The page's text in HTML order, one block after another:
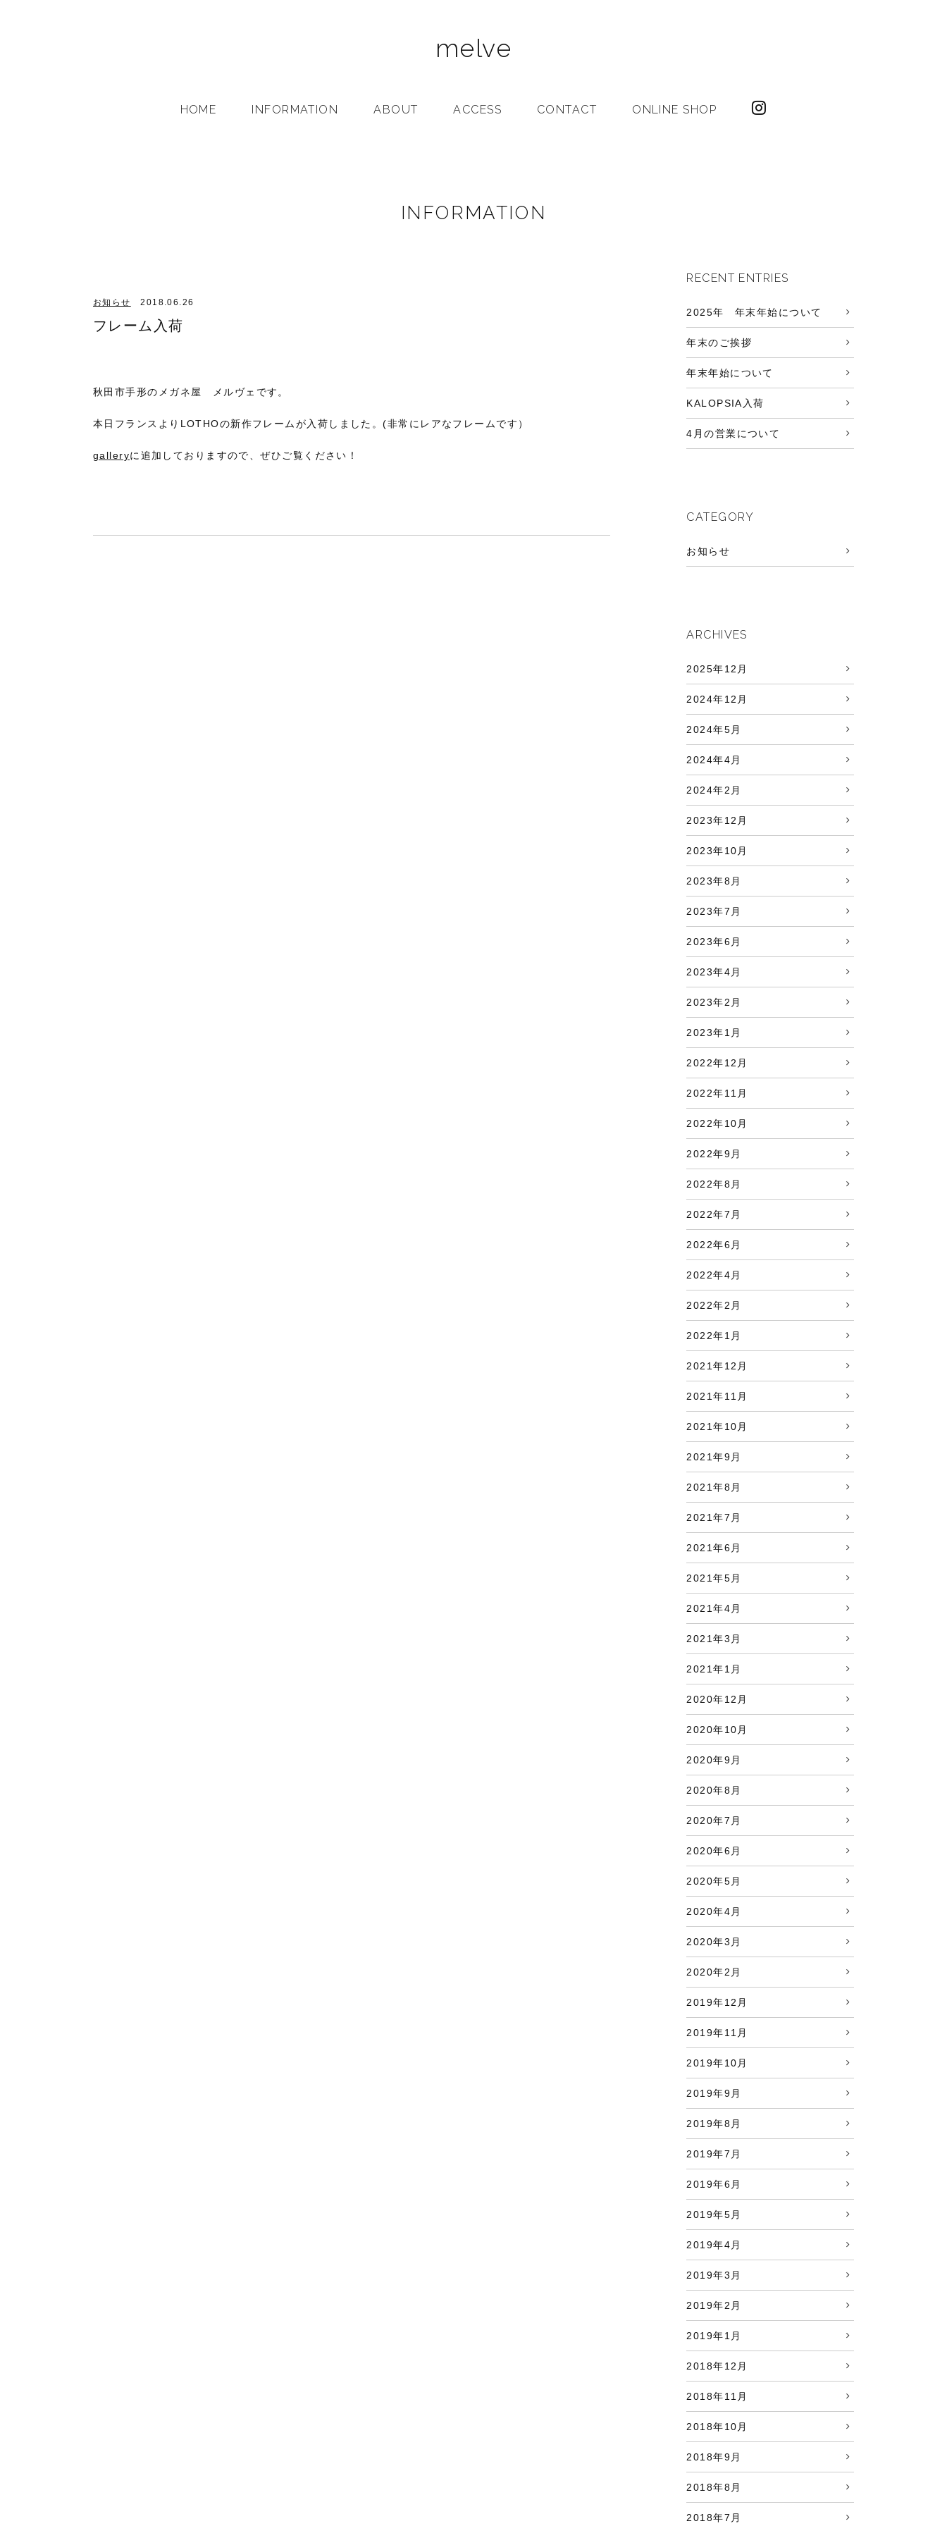
melve
HOME INFORMATION ABOUT ACCESS CONTACT ONLINE SHOP
INFORMATION
お知らせ 2018.06.26
フレーム入荷
秋田市手形のメガネ屋 メルヴェです。
本日フランスよりLOTHOの新作フレームが入荷しました。(非常にレアなフレームです）
galleryに追加しておりますので、ぜひご覧ください！
RECENT ENTRIES
2025年 年末年始について
年末のご挨拶
年末年始について
KALOPSIA入荷
4月の営業について
CATEGORY
お知らせ
ARCHIVES
2025年12月
2024年12月
2024年5月
2024年4月
2024年2月
2023年12月
2023年10月
2023年8月
2023年7月
2023年6月
2023年4月
2023年2月
2023年1月
2022年12月
2022年11月
2022年10月
2022年9月
2022年8月
2022年7月
2022年6月
2022年4月
2022年2月
2022年1月
2021年12月
2021年11月
2021年10月
2021年9月
2021年8月
2021年7月
2021年6月
2021年5月
2021年4月
2021年3月
2021年1月
2020年12月
2020年10月
2020年9月
2020年8月
2020年7月
2020年6月
2020年5月
2020年4月
2020年3月
2020年2月
2019年12月
2019年11月
2019年10月
2019年9月
2019年8月
2019年7月
2019年6月
2019年5月
2019年4月
2019年3月
2019年2月
2019年1月
2018年12月
2018年11月
2018年10月
2018年9月
2018年8月
2018年7月